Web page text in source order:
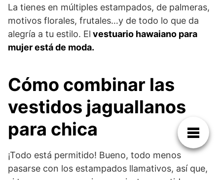
La tienes en múltiples estampados, de palmeras,
motivos florales, frutales…y de todo lo que da
alegría a tu estilo. El vestuario hawaiano para
mujer está de moda.
Cómo combinar las
vestidos jaguallanos
para chica
¡Todo está permitido! Bueno, todo menos
pasarse con los estampados llamativos, así que,